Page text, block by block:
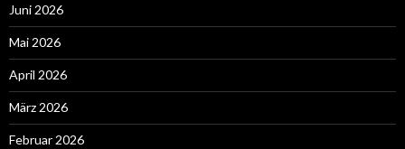
Juni 2026
Mai 2026
April 2026
März 2026
Februar 2026